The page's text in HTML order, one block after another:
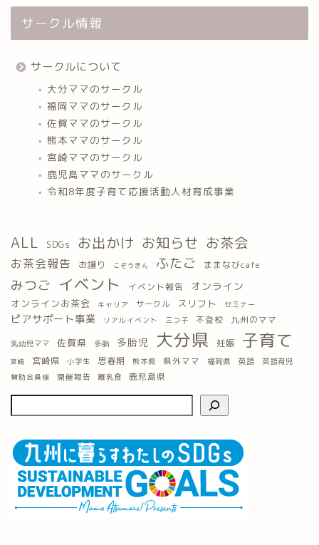
サークル情報
サークルについて
大分ママのサークル
福岡ママのサークル
佐賀ママのサークル
熊本ママのサークル
宮崎ママのサークル
鹿児島ママのサークル
令和8年度子育て応援活動人材育成事業
ALL SDGs お出かけ お知らせ お茶会
お茶会報告 お譲り こぞうきん ふたご ままなびcafe
みつご イベント イベント報告 オンライン
オンラインお茶会 キャリア サークル スリフト セミナー
ピアサポート事業 リアルイベント 三つ子 不登校 九州のママ
乳幼児ママ 佐賀県 多胎 多胎児 大分県 妊娠 子育て
宮崎 宮崎県 小学生 思春期 熊本県 県外ママ 福岡県 英語 英語育児
賛助会員様 開催報告 離乳食 鹿児島県